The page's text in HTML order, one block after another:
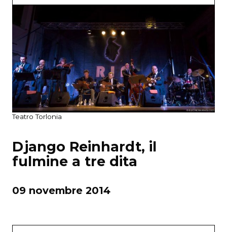
Teatro Torlonia
Django Reinhardt, il
fulmine a tre dita
09 novembre 2014